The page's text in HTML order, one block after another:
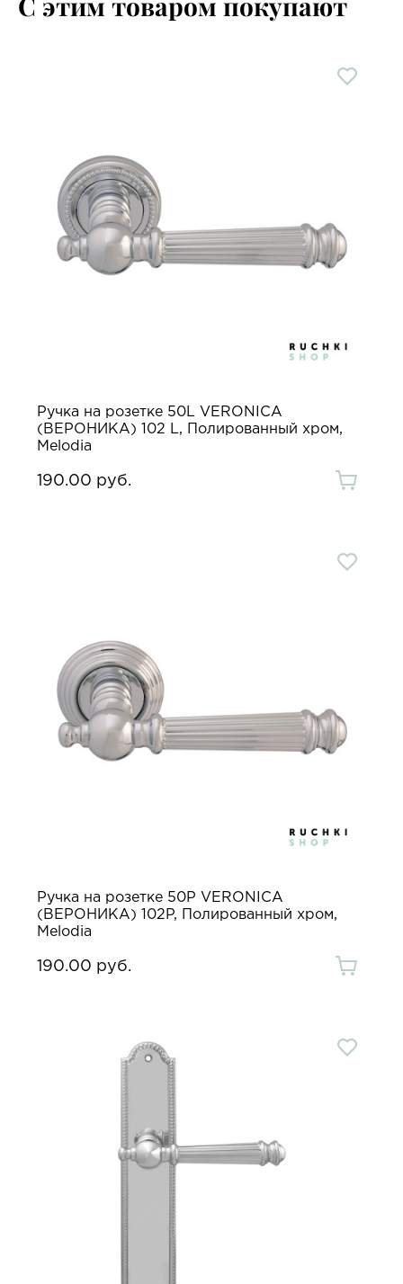
Ручка на розетке 50L VERONICA
(ВЕРОНИКА) 102 L, Полированный хром,
Melodia
190.00 руб.
Ручка на розетке 50P VERONICA
(ВЕРОНИКА) 102P, Полированный хром,
Melodia
190.00 руб.